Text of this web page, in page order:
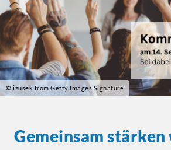
© izusek from Getty Images Signature
Gemeinsam